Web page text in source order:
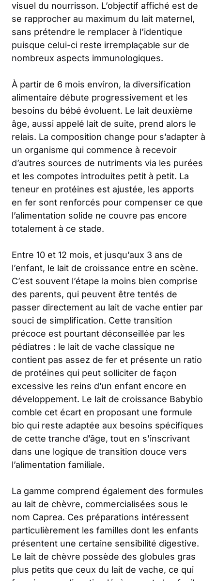
visuel du nourrisson. L’objectif affiché est de
se rapprocher au maximum du lait maternel,
sans prétendre le remplacer à l’identique
puisque celui-ci reste irremplaçable sur de
nombreux aspects immunologiques.
À partir de 6 mois environ, la diversification
alimentaire débute progressivement et les
besoins du bébé évoluent. Le lait deuxième
âge, aussi appelé lait de suite, prend alors le
relais. La composition change pour s’adapter à
un organisme qui commence à recevoir
d’autres sources de nutriments via les purées
et les compotes introduites petit à petit. La
teneur en protéines est ajustée, les apports
en fer sont renforcés pour compenser ce que
l’alimentation solide ne couvre pas encore
totalement à ce stade.
Entre 10 et 12 mois, et jusqu’aux 3 ans de
l’enfant, le lait de croissance entre en scène.
C’est souvent l’étape la moins bien comprise
des parents, qui peuvent être tentés de
passer directement au lait de vache entier par
souci de simplification. Cette transition
précoce est pourtant déconseillée par les
pédiatres : le lait de vache classique ne
contient pas assez de fer et présente un ratio
de protéines qui peut solliciter de façon
excessive les reins d’un enfant encore en
développement. Le lait de croissance Babybio
comble cet écart en proposant une formule
bio qui reste adaptée aux besoins spécifiques
de cette tranche d’âge, tout en s’inscrivant
dans une logique de transition douce vers
l’alimentation familiale.
La gamme comprend également des formules
au lait de chèvre, commercialisées sous le
nom Caprea. Ces préparations intéressent
particulièrement les familles dont les enfants
présentent une certaine sensibilité digestive.
Le lait de chèvre possède des globules gras
plus petits que ceux du lait de vache, ce qui